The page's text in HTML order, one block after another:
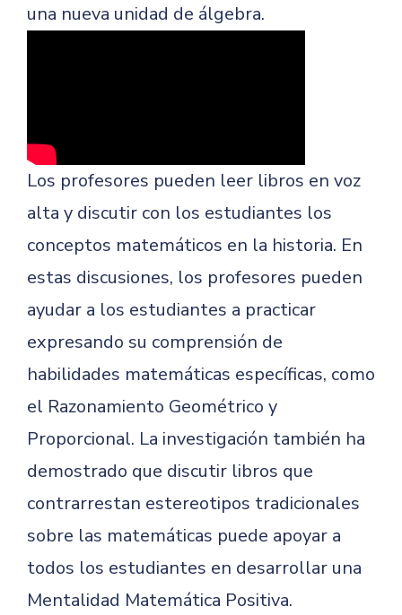
una nueva unidad de álgebra.
Los profesores pueden leer libros en voz
alta y discutir con los estudiantes los
conceptos matemáticos en la historia. En
estas discusiones, los profesores pueden
ayudar a los estudiantes a practicar
expresando su comprensión de
habilidades matemáticas específicas, como
el Razonamiento Geométrico y
Proporcional. La investigación también ha
demostrado que discutir libros que
contrarrestan estereotipos tradicionales
sobre las matemáticas puede apoyar a
todos los estudiantes en desarrollar una
Mentalidad Matemática Positiva.